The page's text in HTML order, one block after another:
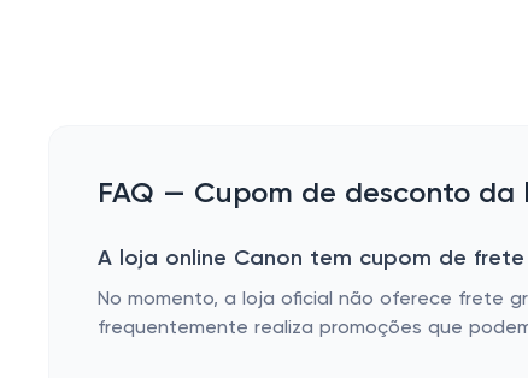
FAQ — Cupom de desconto da
A loja online Canon tem cupom de
No momento, a loja oficial não oferece frete
frequentemente realiza promoções que